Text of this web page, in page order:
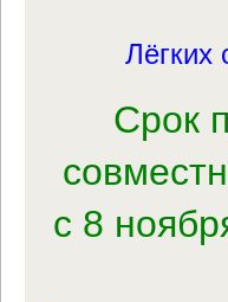
Лёгких
Срок
с 8